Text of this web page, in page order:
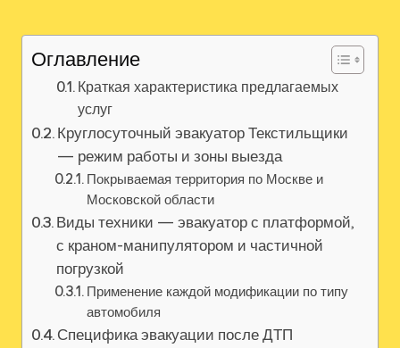
Оглавление
Краткая характеристика предлагаемых
услуг
Круглосуточный эвакуатор Текстильщики
— режим работы и зоны выезда
Покрываемая территория по Москве и
Московской области
Виды техники — эвакуатор с платформой,
с краном-манипулятором и частичной
погрузкой
Применение каждой модификации по типу
автомобиля
Специфика эвакуации после ДТП